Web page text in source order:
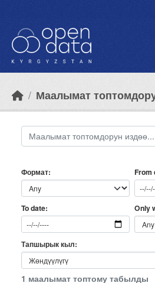
Маалымат
Формат From
To date Only
Тапшырык кыл
1 маалымат топтому табылды